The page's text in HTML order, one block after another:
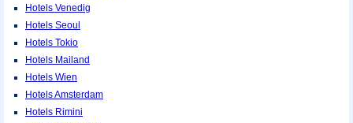
Hotels Venedig
Hotels Seoul
Hotels Tokio
Hotels Mailand
Hotels Wien
Hotels Amsterdam
Hotels Rimini